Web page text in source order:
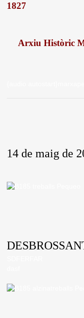
1827
Arxiu Històric
14 de maig de